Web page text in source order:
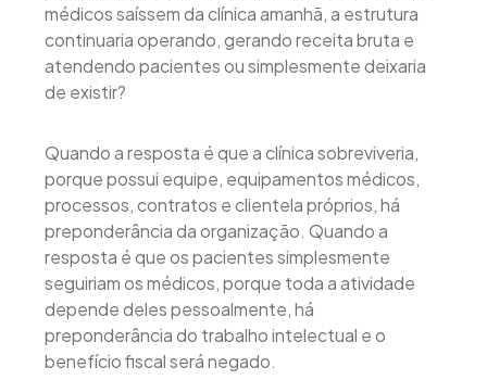
médicos saíssem da clínica amanhã, a estrutura
continuaria operando, gerando receita bruta e
atendendo pacientes ou simplesmente deixaria
de existir?
Quando a resposta é que a clínica sobreviveria,
porque possui equipe, equipamentos médicos,
processos, contratos e clientela próprios, há
preponderância da organização. Quando a
resposta é que os pacientes simplesmente
seguiriam os médicos, porque toda a atividade
depende deles pessoalmente, há
preponderância do trabalho intelectual e o
benefício fiscal será negado.